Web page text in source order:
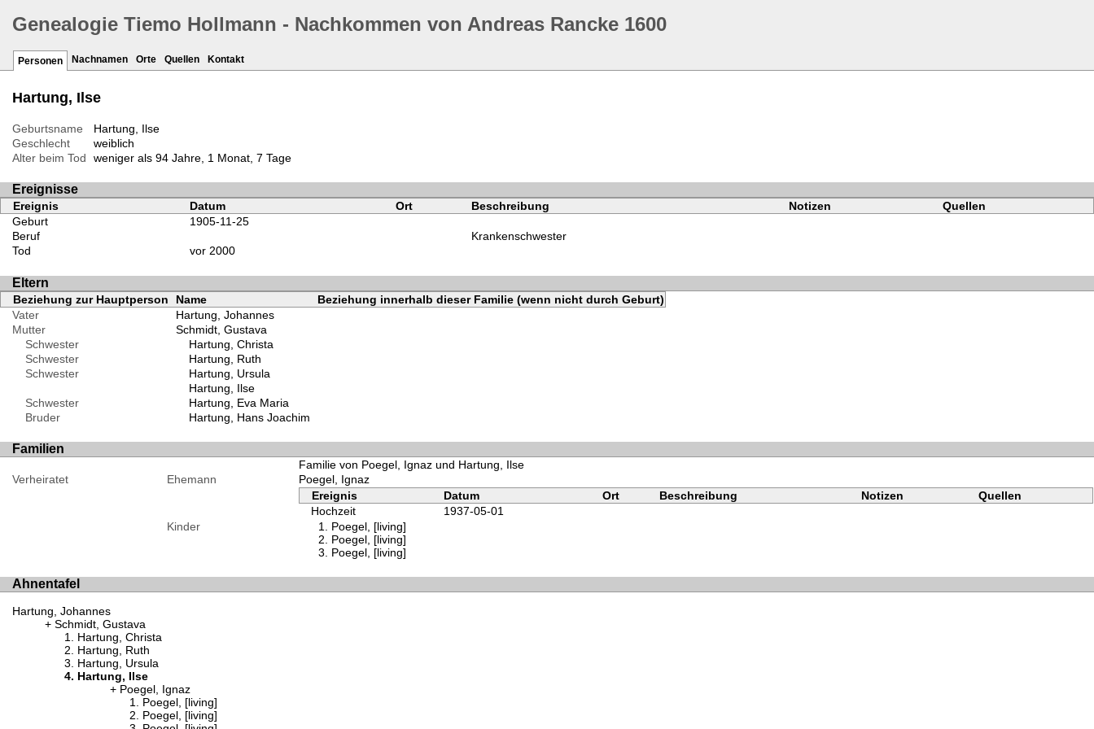
Genealogie Tiemo Hollmann - Nachkommen von Andreas Rancke 1600
Personen Nachnamen Orte Quellen Kontakt
Hartung, Ilse
Geburtsname
Hartung, Ilse
Geschlecht
weiblich
Alter beim Tod
weniger als 94 Jahre, 1 Monat, 7 Tage
Ereignisse
Ereignis Datum Ort Beschreibung Notizen
Quellen
Geburt
1905-11-25
Beruf
Krankenschwester
Tod
vor 2000
Eltern
Beziehung zur Hauptperson Name
Beziehung innerhalb dieser Familie (wenn nicht durch Geburt)
Vater
Hartung, Johannes
Mutter
Schmidt, Gustava
Schwester
Hartung, Christa
Schwester
Hartung, Ruth
Schwester
Hartung, Ursula
Hartung, Ilse
Schwester
Hartung, Eva Maria
Bruder
Hartung, Hans Joachim
Familien
Familie von Poegel, Ignaz und Hartung, Ilse
Verheiratet
Ehemann
Poegel, Ignaz
Ereignis
Datum Ort Beschreibung Notizen
Quellen
Hochzeit
1937-05-01
Kinder
Poegel, [living]
Poegel, [living]
Poegel, [living]
Ahnentafel
Hartung, Johannes
Schmidt, Gustava
Hartung, Christa
Hartung, Ruth
Hartung, Ursula
Hartung, Ilse
Poegel, Ignaz
Poegel, [living]
Poegel, [living]